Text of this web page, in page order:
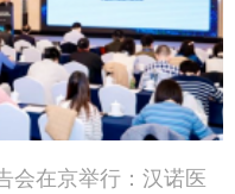
会在京举行：汉诺医